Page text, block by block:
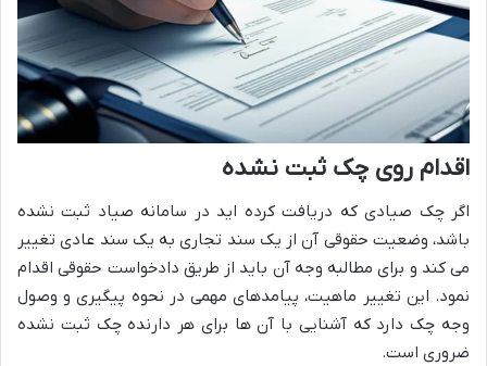
اقدام روی چک ثبت نشده
اگر چک صیادی که دریافت کرده اید در سامانه صیاد ثبت نشده
باشد، وضعیت حقوقی آن از یک سند تجاری به یک سند عادی تغییر
می کند و برای مطالبه وجه آن باید از طریق دادخواست حقوقی اقدام
نمود. این تغییر ماهیت، پیامدهای مهمی در نحوه پیگیری و وصول
وجه چک دارد که آشنایی با آن ها برای هر دارنده چک ثبت نشده
ضروری است.